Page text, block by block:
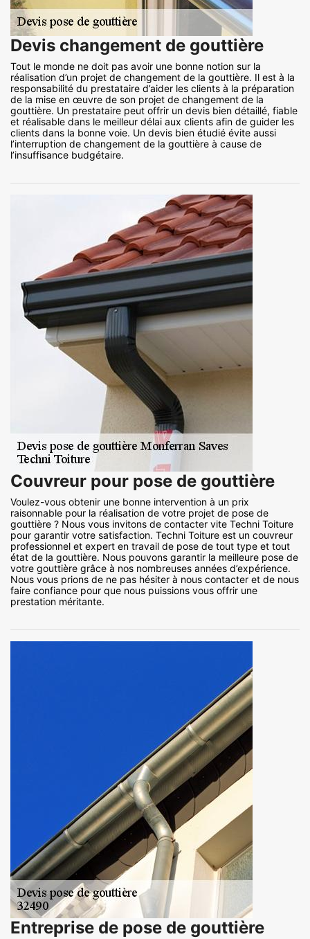
Devis changement de gouttière
Tout le monde ne doit pas avoir une bonne notion sur la
réalisation d’un projet de changement de la gouttière. Il est à la
responsabilité du prestataire d’aider les clients à la préparation
de la mise en œuvre de son projet de changement de la
gouttière. Un prestataire peut offrir un devis bien détaillé, fiable
et réalisable dans le meilleur délai aux clients afin de guider les
clients dans la bonne voie. Un devis bien étudié évite aussi
l’interruption de changement de la gouttière à cause de
l’insuffisance budgétaire.
Couvreur pour pose de gouttière
Voulez-vous obtenir une bonne intervention à un prix
raisonnable pour la réalisation de votre projet de pose de
gouttière ? Nous vous invitons de contacter vite Techni Toiture
pour garantir votre satisfaction. Techni Toiture est un couvreur
professionnel et expert en travail de pose de tout type et tout
état de la gouttière. Nous pouvons garantir la meilleure pose de
votre gouttière grâce à nos nombreuses années d’expérience.
Nous vous prions de ne pas hésiter à nous contacter et de nous
faire confiance pour que nous puissions vous offrir une
prestation méritante.
Entreprise de pose de gouttière